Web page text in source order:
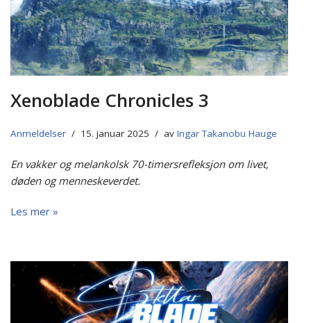
Xenoblade Chronicles 3
Anmeldelser 15. januar 2025 av Ingar Takanobu Hauge
En vakker og melankolsk 70-timersrefleksjon om livet,
døden og menneskeverdet.
Les mer »